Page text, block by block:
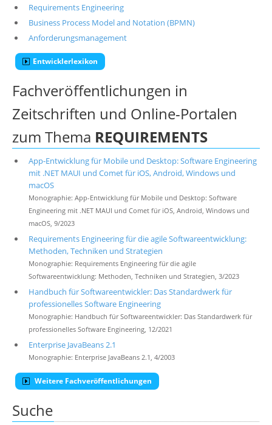
Requirements Engineering
Business Process Model and Notation (BPMN)
Anforderungsmanagement
Entwicklerlexikon
Fachveröffentlichungen in
Zeitschriften und Online-Portalen
zum Thema REQUIREMENTS
App-Entwicklung für Mobile und Desktop: Software Engineering
mit .NET MAUI und Comet für iOS, Android, Windows und
macOS
Monographie: App-Entwicklung für Mobile und Desktop: Software
Engineering mit .NET MAUI und Comet für iOS, Android, Windows und
macOS, 9/2023
Requirements Engineering für die agile Softwareentwicklung:
Methoden, Techniken und Strategien
Monographie: Requirements Engineering für die agile
Softwareentwicklung: Methoden, Techniken und Strategien, 3/2023
Handbuch für Softwareentwickler: Das Standardwerk für
professionelles Software Engineering
Monographie: Handbuch für Softwareentwickler: Das Standardwerk für
professionelles Software Engineering, 12/2021
Enterprise JavaBeans 2.1
Monographie: Enterprise JavaBeans 2.1, 4/2003
Weitere Fachveröffentlichungen
Suche